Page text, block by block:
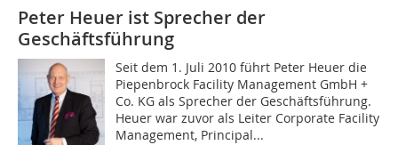
Peter Heuer ist Sprecher der
Geschäftsführung
Seit dem 1. Juli 2010 führt Peter Heuer die
Piepenbrock Facility Management GmbH +
Co. KG als Sprecher der ­Geschäftsführung.
Heuer war zuvor als Leiter Corporate Facility
Management, Principal...